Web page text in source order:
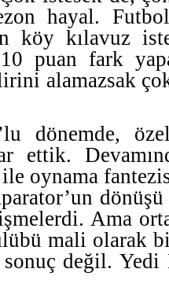
hayal.
köy kılavuz
puan fark
alamazsak
dönemde,
ettik.
oynama
Ama
mali olarak
sonuç değil.